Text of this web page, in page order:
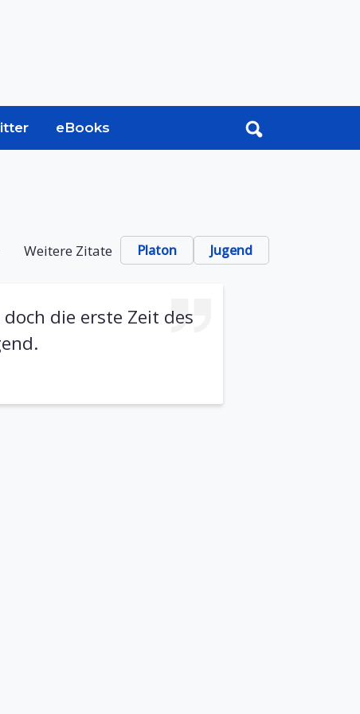
eBooks
Weitere Zitate Platon Jugend
die erste Zeit des